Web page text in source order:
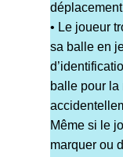
• Le joueur
sa balle en
balle pour la
Même si le
marquer ou